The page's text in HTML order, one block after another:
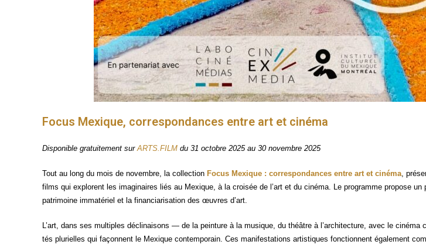
Focus Mexique, correspondances entre art et cinéma
Dis­po­nible gra­tui­te­ment surARTS.FILM du 31 octobre 2025 au 30 novembre 2025
Tout au long du mois de novembre, la col­lec­tion Focus Mexique : cor­res­pon­dances entre art et ciné­ma,
films qui explorent les ima­gi­naires liés au Mexique, à la croi­sée de l’art et du ciné­ma. Le pro­gramme pro­pose
patri­moine imma­té­riel et la finan­cia­ri­sa­tion des œuvres d’art.
L’art, dans ses mul­tiples décli­nai­sons — de la pein­ture à la musique, du théâtre à l’architecture, avec le
tés plu­rielles qui façonnent le Mexique contem­po­rain. Ces mani­fes­ta­tions artis­tiques fonc­tionnent éga­le­ment